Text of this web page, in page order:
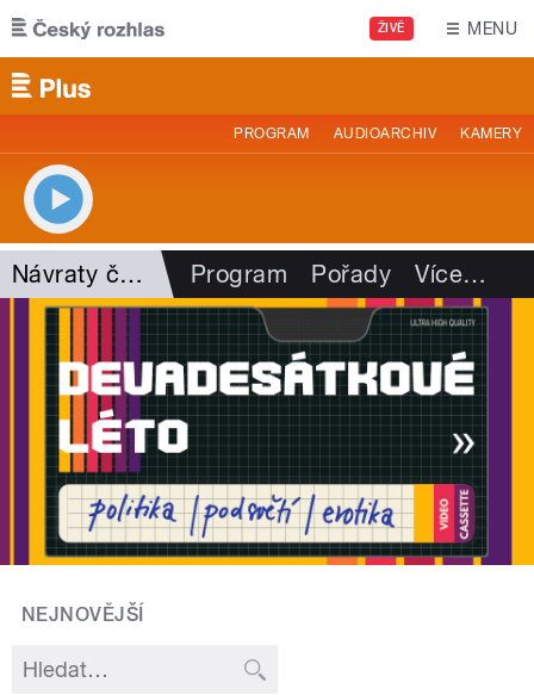
Přejít k hlavnímu obsahu
ŽIVĚ MENU
PROGRAM AUDIOARCHIV KAMERY
Návraty časem Program Pořady Více…
NEJNOVĚJŠÍ